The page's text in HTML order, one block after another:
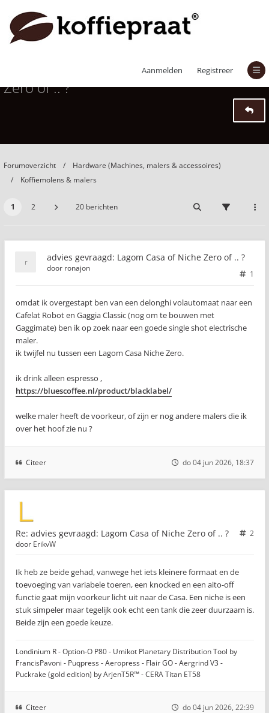
Aanmelden Registreer
advies gevraagd: Lagom Casa of Niche
Zero of .. ?
Forumoverzicht
Hardware (Machines, malers & accessoires)
Koffiemolens & malers
1 2 20 berichten
advies gevraagd: Lagom Casa of Niche Zero of .. ?
1
door ronajon
omdat ik overgestapt ben van een delonghi volautomaat naar een
Cafelat Robot en Gaggia Classic (nog om te bouwen met
Gaggimate) ben ik op zoek naar een goede single shot electrische
maler.
ik twijfel nu tussen een Lagom Casa Niche Zero.
ik drink alleen espresso ,
https://bluescoffee.nl/product/blacklabel/
welke maler heeft de voorkeur, of zijn er nog andere malers die ik
over het hoof zie nu ?
Citeer do 04 jun 2026, 18:37
Re: advies gevraagd: Lagom Casa of Niche Zero of .. ?
2
door ErikvW
Ik heb ze beide gehad, vanwege het iets kleinere formaat en de
toevoeging van variabele toeren, een knocked en een aito-off
functie gaat mijn voorkeur licht uit naar de Casa. Een niche is een
stuk simpeler maar tegelijk ook echt een tank die zeer duurzaam is.
Beide zijn een goede keuze.
Londinium R - Option-O P80 - Umikot Planetary Distribution Tool by
FrancisPavoni - Puqpress - Aeropress - Flair GO - Aergrind V3 -
Puckrake (gold edition) by ArjenT5R™ - CERA Titan ET58
Citeer do 04 jun 2026, 22:39